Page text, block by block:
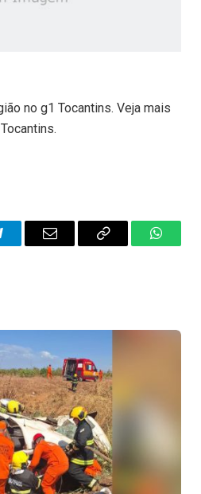
no g1 Tocantins. Veja mais
Email
Copy